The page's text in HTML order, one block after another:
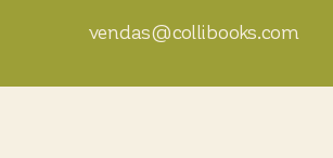
vendas@collibooks.com